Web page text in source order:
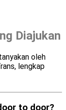
Diajukan
oleh
lengkap
to door?